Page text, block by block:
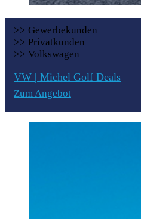
>> Gewerbekunden
>> Privatkunden
>> Volkswagen
VW | Michel Golf Deals
Zum Angebot